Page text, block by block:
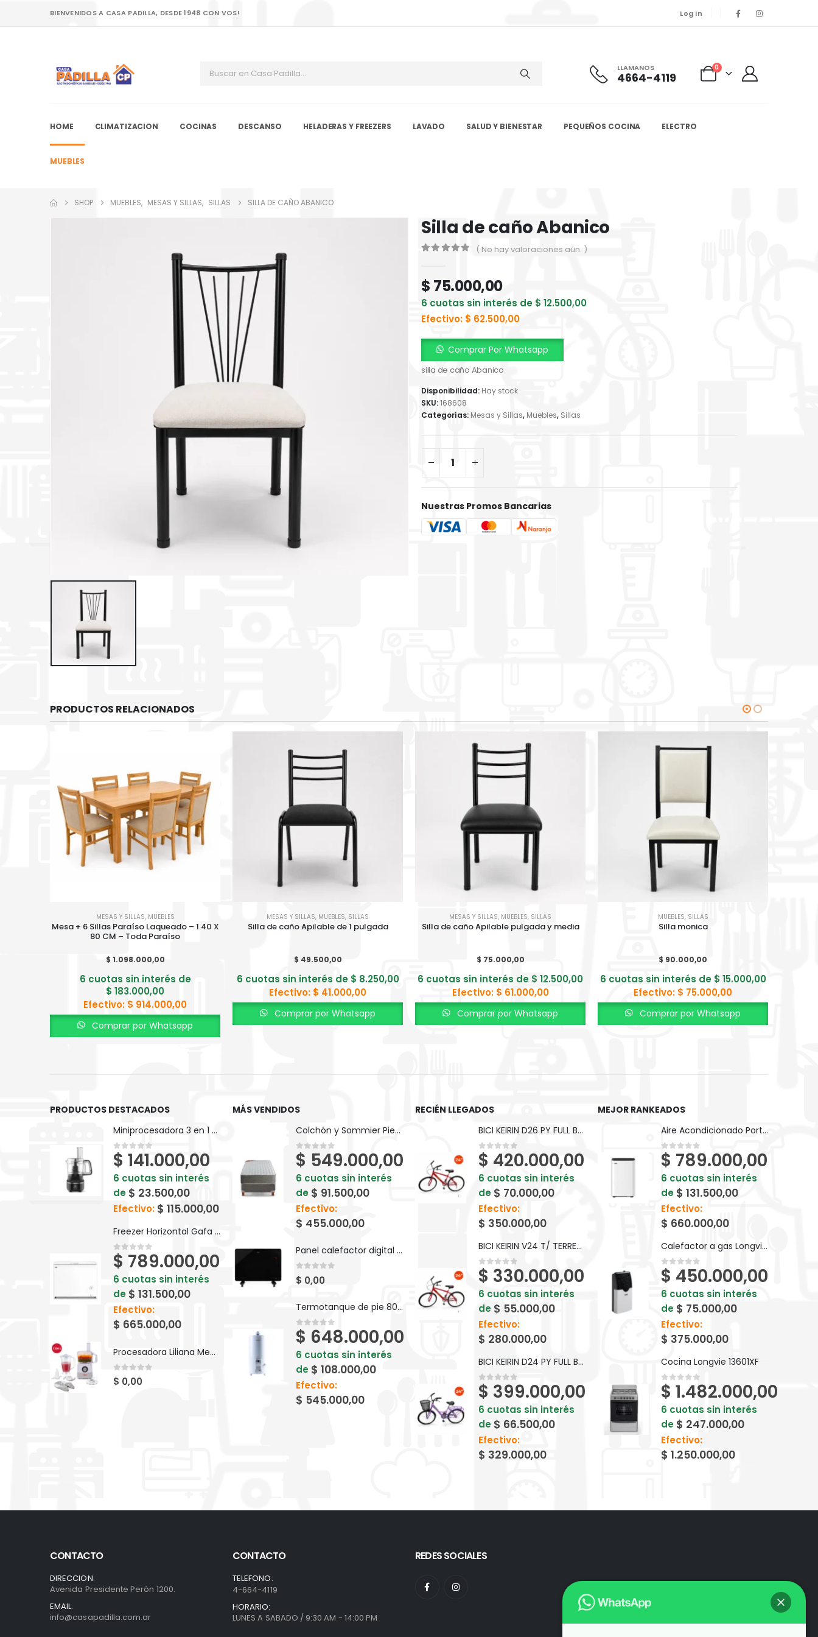
BIENVENIDOS A CASA PADILLA, DESDE 1948 CON VOS! Log In
LLAMANOS
4664-4119
0
HOME CLIMATIZACION COCINAS DESCANSO HELADERAS Y FREEZERS LAVADO SALUD Y BIENESTAR PEQUEÑOS COCINA ELECTRO
MUEBLES
SHOP MUEBLES, MESAS Y SILLAS, SILLAS SILLA DE CAÑO ABANICO
Silla de caño Abanico
( No hay valoraciones aún. )
$ 75.000,00
6 cuotas sin interés de $ 12.500,00
Efectivo: $ 62.500,00
Comprar Por Whatsapp
silla de caño Abanico
Disponibilidad: Hay stock
SKU:168608
Categorías: Mesas y Sillas, Muebles, Sillas
Nuestras Promos Bancarias
PRODUCTOS RELACIONADOS
MESAS Y SILLAS, MUEBLES
Mesa + 6 Sillas Paraíso Laqueado – 1.40 X
80 CM – Toda Paraíso
$ 1.098.000,00
6 cuotas sin interés de
$ 183.000,00
Efectivo: $ 914.000,00
Comprar por Whatsapp
MESAS Y SILLAS, MUEBLES, SILLAS
Silla de caño Apilable de 1 pulgada
$ 49.500,00
6 cuotas sin interés de $ 8.250,00
Efectivo: $ 41.000,00
Comprar por Whatsapp
MESAS Y SILLAS, MUEBLES, SILLAS
Silla de caño Apilable pulgada y media
$ 75.000,00
6 cuotas sin interés de $ 12.500,00
Efectivo: $ 61.000,00
Comprar por Whatsapp
MUEBLES, SILLAS
Silla monica
$ 90.000,00
6 cuotas sin interés de $ 15.000,00
Efectivo: $ 75.000,00
Comprar por Whatsapp
PRODUCTOS DESTACADOS
Miniprocesadora 3 en 1 Electrolux Efficient 710ml EFP500
0out of 5
$ 141.000,00
6 cuotas sin interés
de $ 23.500,00
Efectivo: $ 115.000,00
Freezer Horizontal Gafa Blanco Inverter 280lts FGHI300B-L
0out of 5
$ 789.000,00
6 cuotas sin interés
de $ 131.500,00
Efectivo:
$ 665.000,00
Procesadora Liliana Megapros AM740
0 out of 5
$ 0,00
MÁS VENDIDOS
Colchón y Sommier Piero Foam Goma Espuma 190 x 80 cm
0out of 5
$ 549.000,00
6 cuotas sin interés
de $ 91.500,00
Efectivo:
$ 455.000,00
Panel calefactor digital de vidrio Atma 1500W 91ATVC1521P
0 out of 5
$ 0,00
Termotanque de pie 80 LTS Saiar a gas - TPG080MSA
0out of 5
$ 648.000,00
6 cuotas sin interés
de $ 108.000,00
Efectivo:
$ 545.000,00
RECIÉN LLEGADOS
BICI KEIRIN D26 PY FULL BP10F
0out of 5
$ 420.000,00
6 cuotas sin interés
de $ 70.000,00
Efectivo:
$ 350.000,00
BICI KEIRIN V24 T/ TERRENO S/ CAMBIOS BM024
0out of 5
$ 330.000,00
6 cuotas sin interés
de $ 55.000,00
Efectivo:
$ 280.000,00
BICI KEIRIN D24 PY FULL BP24F
0out of 5
$ 399.000,00
6 cuotas sin interés
de $ 66.500,00
Efectivo:
$ 329.000,00
MEJOR RANKEADOS
Aire Acondicionado Portatil Surrey 551PXQ12N81F Frio/Calor 3010
0out of 5
$ 789.000,00
6 cuotas sin interés
de $ 131.500,00
Efectivo:
$ 660.000,00
Calefactor a gas Longvie EBA2 TB2.0 Premium 2000 Kcal/h Tiro Balanceado
0out of 5
$ 450.000,00
6 cuotas sin interés
de $ 75.000,00
Efectivo:
$ 375.000,00
Cocina Longvie 13601XF
0out of 5
$ 1.482.000,00
6 cuotas sin interés
de $ 247.000,00
Efectivo:
$ 1.250.000,00
CONTACTO
DIRECCION:
Avenida Presidente Perón 1200.
EMAIL:
info@casapadilla.com.ar
CONTACTO
TELEFONO:
4-664-4119
HORARIO:
LUNES A SABADO / 9:30 AM - 14:00 PM
REDES SOCIALES